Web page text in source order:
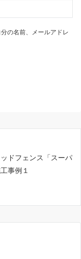
の名前、メールアドレ
ドフェンス「スーパ
事例１